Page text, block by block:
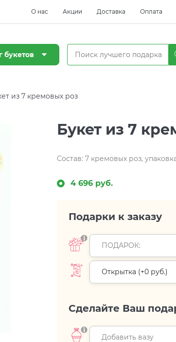
О нас Акции Доставка Оплата
букетов
из 7 кремовых роз
Букет из 7
Состав: 7 кремовых роз,
4 696 руб.
Подарки к заказу
ПОДАРОК:
Открытка (+0 руб.)
Сделайте Ваш
Добавить вазу